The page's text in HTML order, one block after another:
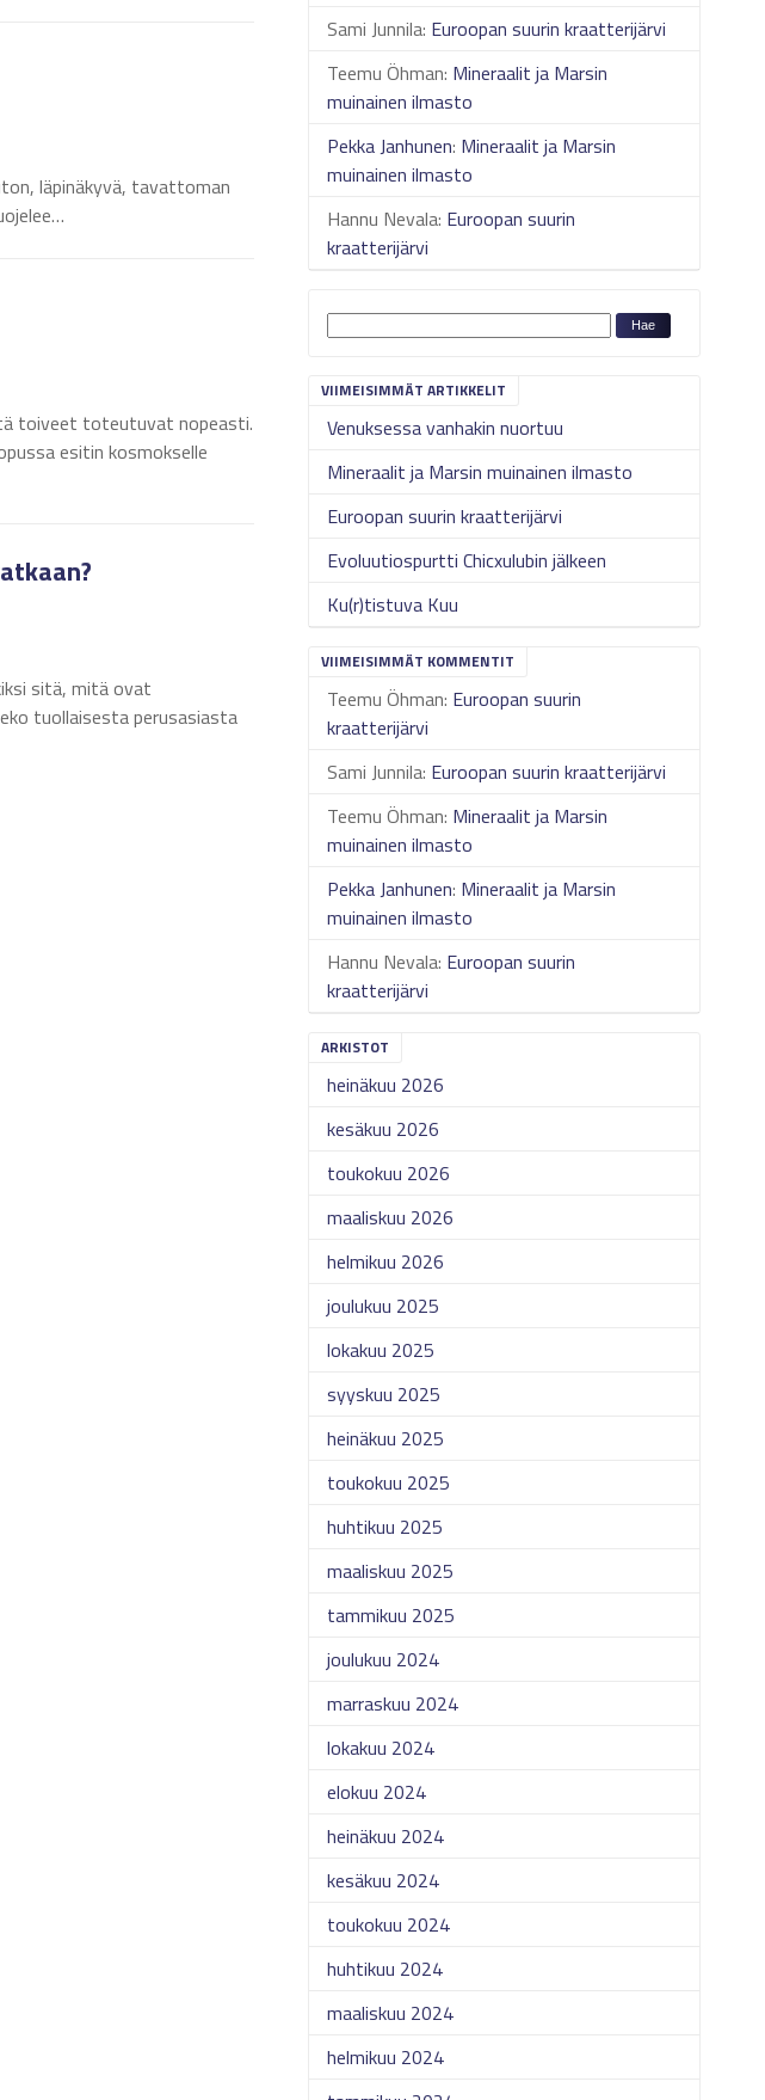
Sami Junnila: Euroopan suurin kraatterijärvi
Teemu Öhman: Mineraalit ja Marsin
muinainen ilmasto
Pekka Janhunen: Mineraalit ja Marsin
muinainen ilmasto
Hannu Nevala: Euroopan suurin
kraatterijärvi
VIIMEISIMMÄT ARTIKKELIT
Venuksessa vanhakin nuortuu
Mineraalit ja Marsin muinainen ilmasto
Euroopan suurin kraatterijärvi
Evoluutiospurtti Chicxulubin jälkeen
Ku(r)tistuva Kuu
VIIMEISIMMÄT KOMMENTIT
Teemu Öhman: Euroopan suurin
kraatterijärvi
Sami Junnila: Euroopan suurin kraatterijärvi
Teemu Öhman: Mineraalit ja Marsin
muinainen ilmasto
Pekka Janhunen: Mineraalit ja Marsin
muinainen ilmasto
Hannu Nevala: Euroopan suurin
kraatterijärvi
ARKISTOT
heinäkuu 2026
kesäkuu 2026
toukokuu 2026
maaliskuu 2026
helmikuu 2026
joulukuu 2025
lokakuu 2025
syyskuu 2025
heinäkuu 2025
toukokuu 2025
huhtikuu 2025
maaliskuu 2025
tammikuu 2025
joulukuu 2024
marraskuu 2024
lokakuu 2024
elokuu 2024
heinäkuu 2024
kesäkuu 2024
toukokuu 2024
huhtikuu 2024
maaliskuu 2024
helmikuu 2024
läpinäkyvä, tavattoman
toiveet toteutuvat nopeasti.
esitin kosmokselle
sitä, mitä ovat
tuollaisesta perusasiasta